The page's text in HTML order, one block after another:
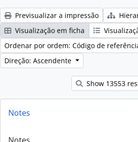
Previsualizar a impressão
Visualização em ficha
Ordenar por ordem: Código de
Direção: Ascendente
Show 13553
Notes